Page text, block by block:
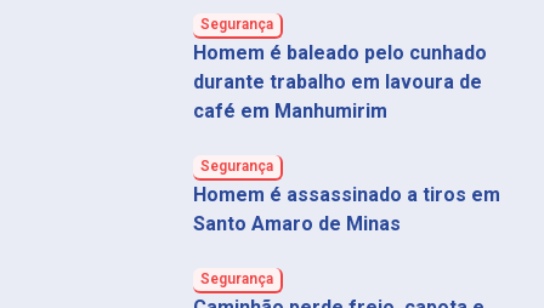
Segurança
Homem é baleado pelo cunhado
durante trabalho em lavoura de
café em Manhumirim
Segurança
Homem é assassinado a tiros em
Santo Amaro de Minas
Segurança